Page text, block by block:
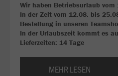
Wir haben Betriebsurlaub vom
In der Zeit vom 12.08. bis
Bestellung in unseren
In der Urlaubszeit kommt es
Lieferzeiten: 14 Tage
MEHR LESEN